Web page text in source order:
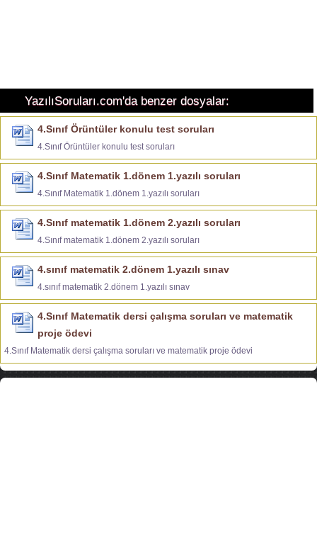
YazılıSoruları.com'da benzer dosyalar:
4.Sınıf Örüntüler konulu test soruları
4.Sınıf Örüntüler konulu test soruları
4.Sınıf Matematik 1.dönem 1.yazılı soruları
4.Sınıf Matematik 1.dönem 1.yazılı soruları
4.Sınıf matematik 1.dönem 2.yazılı soruları
4.Sınıf matematik 1.dönem 2.yazılı soruları
4.sınıf matematik 2.dönem 1.yazılı sınav
4.sınıf matematik 2.dönem 1.yazılı sınav
4.Sınıf Matematik dersi çalışma soruları ve matematik
proje ödevi
4.Sınıf Matematik dersi çalışma soruları ve matematik proje ödevi